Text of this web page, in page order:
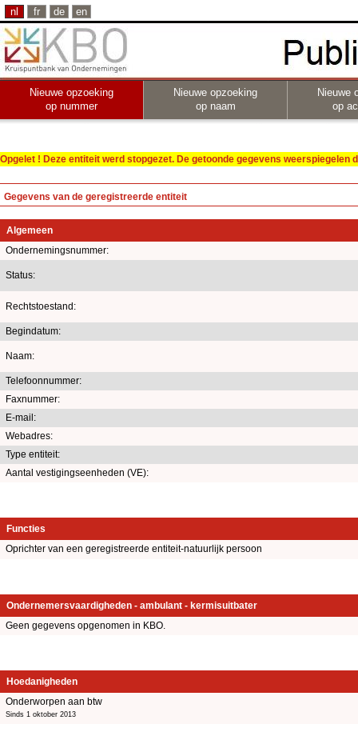
nl fr de en
Nieuwe opzoeking
op nummer
Nieuwe opzoeking
op naam
Nieuwe
op
Opgelet ! Deze entiteit werd stopgezet. De getoonde gegevens
Gegevens van de geregistreerde entiteit
Algemeen
Ondernemingsnummer:
Status:
Rechtstoestand:
Begindatum:
Naam:
Telefoonnummer:
Faxnummer:
E-mail:
Webadres:
Type entiteit:
Aantal vestigingseenheden (VE):
Functies
Oprichter van een geregistreerde entiteit-natuurlijk persoon
Ondernemersvaardigheden - ambulant - kermisuitbater
Geen gegevens opgenomen in KBO.
Hoedanigheden
Onderworpen aan btw
Sinds 1 oktober 2013